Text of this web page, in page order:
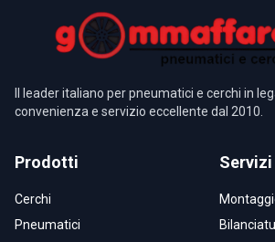
Il leader italiano per pneumatici e cerchi in
convenienza e servizio eccellente dal 2010.
Prodotti
Cerchi
Pneumatici
Servizi